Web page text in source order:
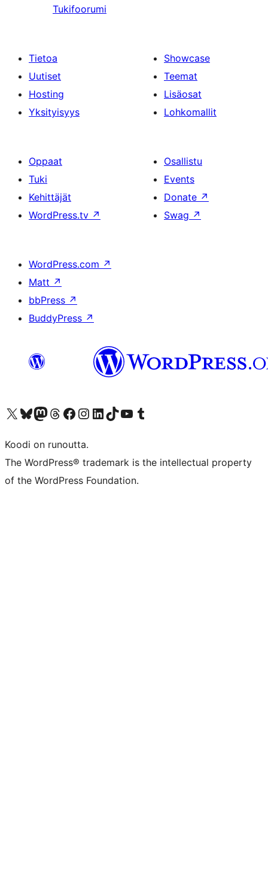
Tukifoorumi
Tietoa
Uutiset
Hosting
Yksityisyys
Showcase
Teemat
Lisäosat
Lohkomallit
Oppaat
Tuki
Kehittäjät
WordPress.tv ↗
Osallistu
Events
Donate ↗
Swag ↗
WordPress.com ↗
Matt ↗
bbPress ↗
BuddyPress ↗
Visit our X (formerly Twitter) account
Visit our Bluesky account
Visit our Mastodon account
Visit our Threads account
Visit our Facebook page
Visit our Instagram account
Visit our LinkedIn account
Visit our TikTok account
Näytä YouTube-kanava
Visit our Tumblr account
Koodi on runoutta.
The WordPress® trademark is the intellectual property
of the WordPress Foundation.